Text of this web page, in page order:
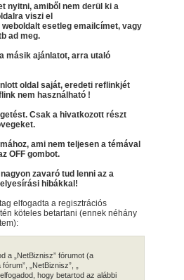
nyitni, amiből nem derül ki a
viszi el
esetleg emailcímet, vagy
ad meg.
másik ajánlatot, arra utaló
oldal saját, eredeti reflinkjét
nem használható !
Csak a hivatkozott részt
ami nem teljesen a témával
OFF gombot.
zavaró tud lenni az a
hibákkal!
elfogadta a regisztrációs
köteles betartani (ennek néhány
a „NetBiznisz” fórumot (a
„NetBiznisz”, „
hogy betartod az alábbi